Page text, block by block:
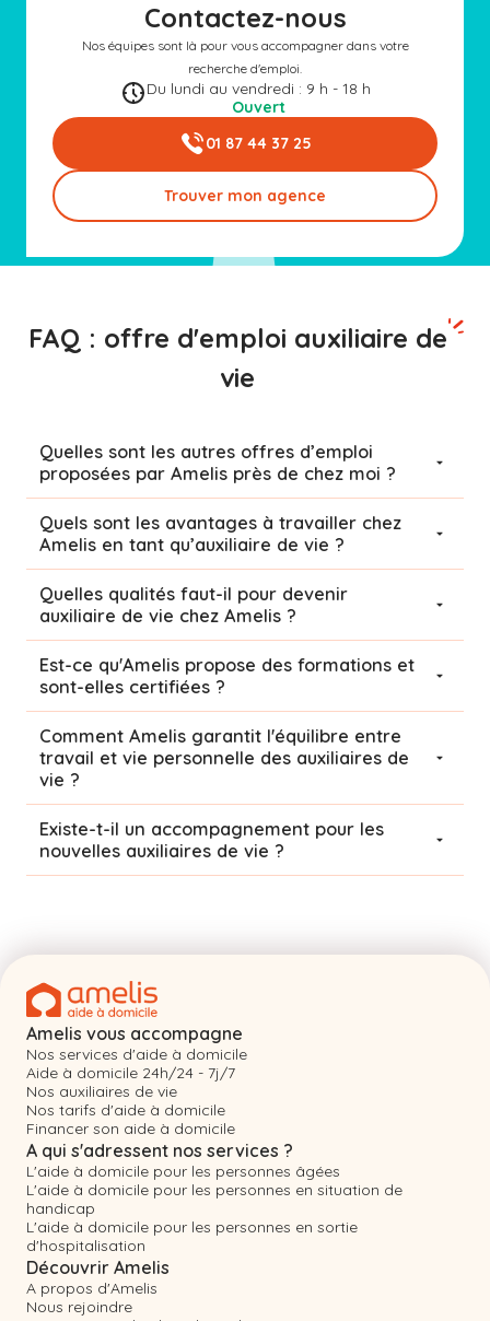
Contactez-nous
Nos équipes sont là pour vous accompagner dans votre
recherche d'emploi.
Du lundi au vendredi : 9 h - 18 h
Ouvert
01 87 44 37 25
Trouver mon agence
FAQ : offre d'emploi auxiliaire de
vie
Quelles sont les autres offres d’emploi
proposées par Amelis près de chez moi ?
Quels sont les avantages à travailler chez
Amelis en tant qu’auxiliaire de vie ?
Quelles qualités faut-il pour devenir
auxiliaire de vie chez Amelis ?
Est-ce qu'Amelis propose des formations et
sont-elles certifiées ?
Comment Amelis garantit l'équilibre entre
travail et vie personnelle des auxiliaires de
vie ?
Existe-t-il un accompagnement pour les
nouvelles auxiliaires de vie ?
Amelis vous accompagne
Nos services d'aide à domicile
Aide à domicile 24h/24 - 7j/7
Nos auxiliaires de vie
Nos tarifs d'aide à domicile
Financer son aide à domicile
A qui s'adressent nos services ?
L'aide à domicile pour les personnes âgées
L'aide à domicile pour les personnes en situation de
handicap
L'aide à domicile pour les personnes en sortie
d'hospitalisation
Découvrir Amelis
A propos d'Amelis
Nous rejoindre